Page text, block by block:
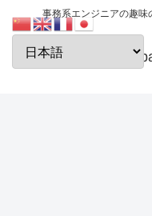
事務系エンジニアの趣味